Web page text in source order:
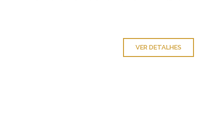
VER DETALHES